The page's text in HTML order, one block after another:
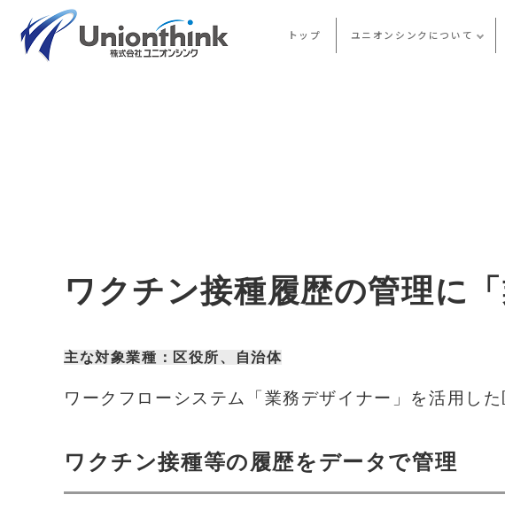
トップ ユニオンシンクについて
ワクチン接種履歴の管理に
主な対象業種 ：区役所、自治体
ワークフローシステム「業務デザイナー」を活用し
ワクチン接種等の履歴をデータで管理